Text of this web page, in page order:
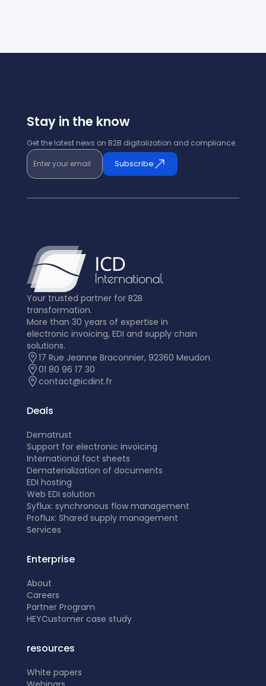
Stay in the know
Get the latest news on B2B digitalization and compliance.
Enter your email Subscribe
Your trusted partner for B2B
transformation.
More than 30 years of expertise in
electronic invoicing, EDI and supply chain
solutions.
17 Rue Jeanne Braconnier, 92360 Meudon
01 80 96 17 30
contact@icdint.fr
Deals
Dematrust
Support for electronic invoicing
International fact sheets
Dematerialization of documents
EDI hosting
Web EDI solution
Syflux: synchronous flow management
Proflux: Shared supply management
Services
Enterprise
About
Careers
Partner Program
HEYCustomer case study
resources
White papers